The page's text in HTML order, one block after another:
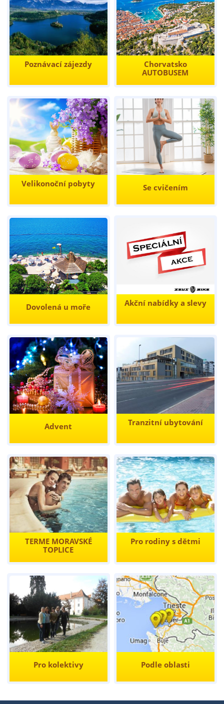
Poznávací zájezdy
Chorvatsko
AUTOBUSEM
Velikonoční pobyty Se cvičením
Dovolená u moře Akční nabídky a slevy
Advent Tranzitní ubytování
TERME MORAVSKÉ
TOPLICE
Pro rodiny s dětmi
Pro kolektivy Podle oblasti